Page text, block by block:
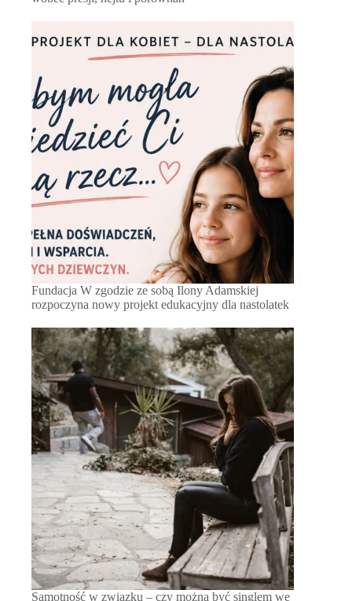
Fundacja W zgodzie ze sobą Ilony Adamskiej
rozpoczyna nowy projekt edukacyjny dla nastolatek
Samotność w związku – czy można być singlem we